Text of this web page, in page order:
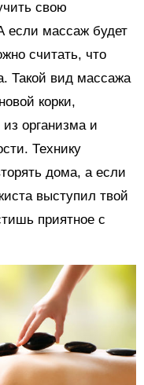
свою
если массаж будет
считать, что
Такой вид массажа
корки,
организма и
Технику
дома, а если
выступил твой
приятное с